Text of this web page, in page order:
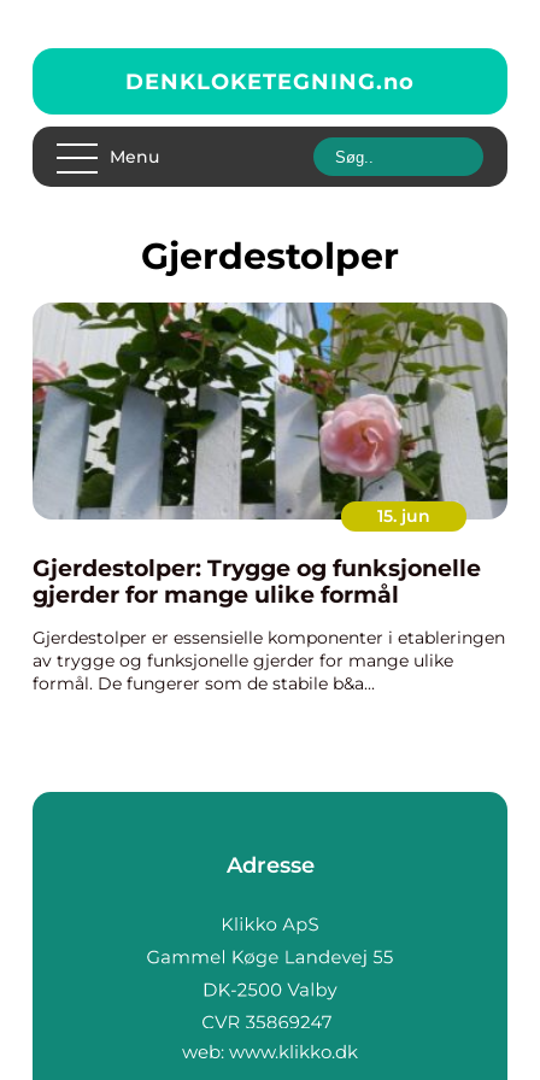
DENKLOKETEGNING.no
Menu
Gjerdestolper
15. jun
Gjerdestolper: Trygge og funksjonelle
gjerder for mange ulike formål
Gjerdestolper er essensielle komponenter i etableringen
av trygge og funksjonelle gjerder for mange ulike
formål. De fungerer som de stabile b&a...
Adresse
web: www.klikko.dk